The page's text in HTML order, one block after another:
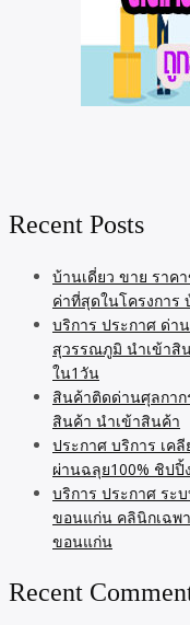
Recent Posts
บ้านเดี่ยว ขาย ราค
ค่าที่สุดในโครงการ
บริการ ประกาศ ด่า
สุวรรณภูมิ นำเข้าสิ
ใน1วัน
สินค้าติดด่านศุลกาก
สินค้า นำเข้าสินค้า
ประกาศ บริการ เค
ผ่านฉลุย100% ชิป
บริการ ประกาศ ระ
ขอนแก่น คลินิกเฉพ
ขอนแก่น
Recent